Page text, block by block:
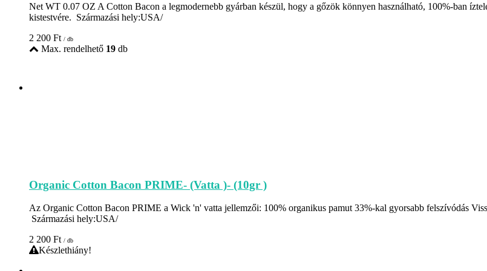
Net WT 0.07 OZ A Cotton Bacon a legmodernebb gyárban készül, hogy a gőzök könnyen használható, 100%-ban
kistestvére. Származási hely:USA/
2 200 Ft / db
Max. rendelhető 19 db
Organic Cotton Bacon PRIME- (Vatta )- (10gr )
Az Organic Cotton Bacon PRIME a Wick 'n' vatta jellemzői: 100% organikus pamut 33%-kal gyorsabb felszívódás
Származási hely:USA/
2 200 Ft / db
Készlethiány!